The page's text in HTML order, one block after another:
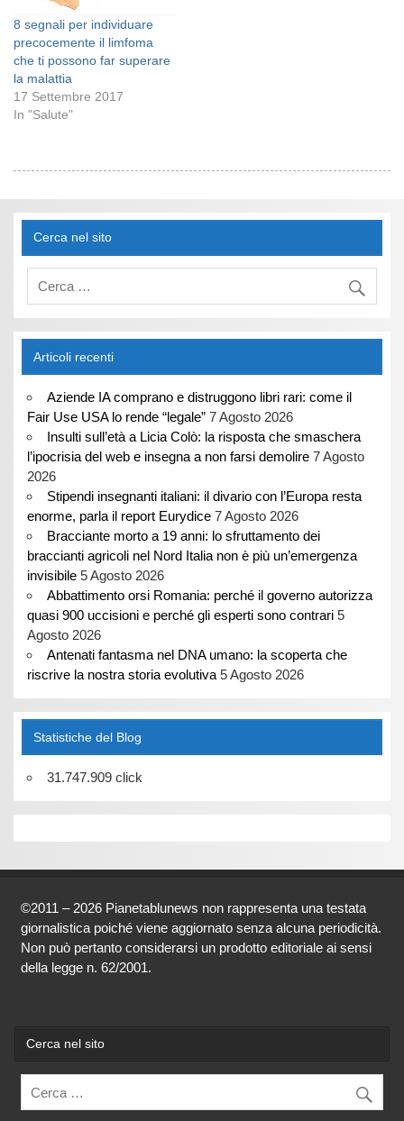
8 segnali per individuare
precocemente il limfoma
che ti possono far superare
la malattia
17 Settembre 2017
In "Salute"
Cerca nel sito
Articoli recenti
Aziende IA comprano e distruggono libri rari: come il
Fair Use USA lo rende “legale” 7 Agosto 2026
Insulti sull’età a Licia Colò: la risposta che smaschera
l’ipocrisia del web e insegna a non farsi demolire 7 Agosto
2026
Stipendi insegnanti italiani: il divario con l’Europa resta
enorme, parla il report Eurydice 7 Agosto 2026
Bracciante morto a 19 anni: lo sfruttamento dei
braccianti agricoli nel Nord Italia non è più un’emergenza
invisibile 5 Agosto 2026
Abbattimento orsi Romania: perché il governo autorizza
quasi 900 uccisioni e perché gli esperti sono contrari 5
Agosto 2026
Antenati fantasma nel DNA umano: la scoperta che
riscrive la nostra storia evolutiva 5 Agosto 2026
Statistiche del Blog
31.747.909 click
©2011 – 2026 Pianetablunews non rappresenta una testata
giornalistica poiché viene aggiornato senza alcuna periodicità.
Non può pertanto considerarsi un prodotto editoriale ai sensi
della legge n. 62/2001.
Cerca nel sito